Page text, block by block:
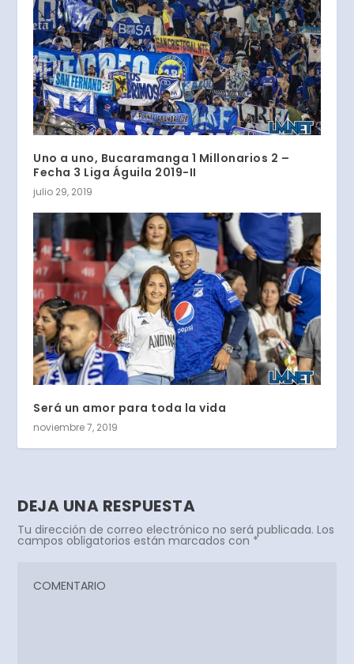
Uno a uno, Bucaramanga 1 Millonarios 2 –
Fecha 3 Liga Águila 2019-II
julio 29, 2019
Será un amor para toda la vida
noviembre 7, 2019
DEJA UNA RESPUESTA
Tu dirección de correo electrónico no será publicada. Los
campos obligatorios están marcados con *